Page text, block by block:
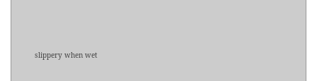
slippery when wet